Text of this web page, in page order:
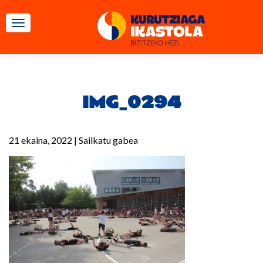
TOGGLE NAVIGATION
IMG_0294
21 ekaina, 2022 | Sailkatu gabea